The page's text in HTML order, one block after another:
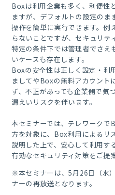
Boxは利用企業も多く、利便性
ますが、デフォルトの設定のま
操作を簡単に実行できます。例
らないことですが、セキュリテ
特定の条件下では管理者でさえ
いケースも存在します。
Boxの安全性は正しく設定・利
ましてやBoxの無料アカウント
ず、不正があっても企業側で気
漏えいリスクを伴います。
本セミナーでは、テレワークで
方を対象に、Box利用によるリ
説明した上で、安心して利用す
有効なセキュリティ対策をご提
※本セミナーは、5月26日（水
ナーの再放送となります。